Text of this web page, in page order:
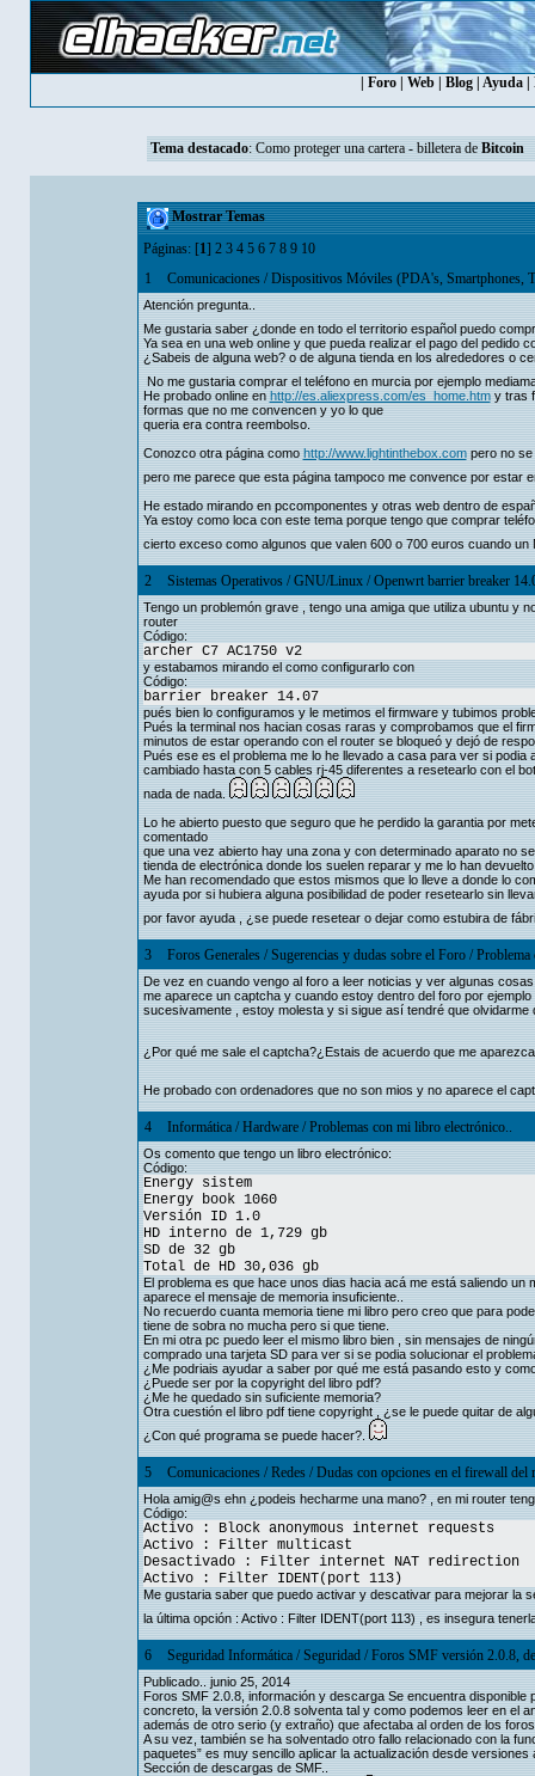
Foro| Web| Blog| Ayuda|
Tema destacado: Como proteger una cartera - billetera de Bitcoin
Mostrar Temas
Páginas: [1] 2 3 4 5 6 7 8 9 10
1
Comunicaciones/Dispositivos Móviles (PDA's, Smartphones,
Atención pregunta..
Me gustaria saber ¿donde en todo el territorio español puedo
Ya sea en una web online y que pueda realizar el pago del pedido
¿Sabeis de alguna web? o de alguna tienda en los alrededores o
No me gustaria comprar el teléfono en murcia por ejemplo
He probado online en http://es.aliexpress.com/es_home.htmy tras
formas que no me convencen y yo lo que
queria era contra reembolso.
Conozco otra página como http://www.lightinthebox.compero no se
pero me parece que esta página tampoco me convence por estar
He estado mirando en pccomponentes y otras web dentro de
Ya estoy como loca con este tema porque tengo que comprar
cierto exceso como algunos que valen 600 o 700 euros cuando
2 Sistemas Operativos/GNU/Linux/Openwrt barrier breaker
Tengo un problemón grave , tengo una amiga que utiliza ubuntu y
router
Código:
archer C7 AC1750 v2
y estabamos mirando el como configurarlo con
Código:
barrier breaker 14.07
pués bien lo configuramos y le metimos el firmware y tubimos
Pués la terminal nos hacian cosas raras y comprobamos que el
minutos de estar operando con el router se bloqueó y dejó de
Pués ese es el problema me lo he llevado a casa para ver si
cambiado hasta con 5 cables rj-45 diferentes a resetearlo con el
nada de nada.
Lo he abierto puesto que seguro que he perdido la garantia por
comentado
que una vez abierto hay una zona y con determinado aparato no
tienda de electrónica donde los suelen reparar y me lo han
Me han recomendado que estos mismos que lo lleve a donde lo
ayuda por si hubiera alguna posibilidad de poder resetearlo sin
por favor ayuda , ¿se puede resetear o dejar como estubira de
3 Foros Generales/Sugerencias y dudas sobre el Foro/Problema
De vez en cuando vengo al foro a leer noticias y ver algunas
me aparece un captcha y cuando estoy dentro del foro por
sucesivamente , estoy molesta y si sigue así tendré que
¿Por qué me sale el captcha?¿Estais de acuerdo que me
He probado con ordenadores que no son mios y no aparece el
4 Informática/Hardware/Problemas con mi libro electrónico..
Os comento que tengo un libro electrónico:
Código:
Energy sistem
Energy book 1060
Versión ID 1.0
HD interno de 1,729 gb
SD de 32 gb
Total de HD 30,036 gb
El problema es que hace unos dias hacia acá me está saliendo
aparece el mensaje de memoria insuficiente..
No recuerdo cuanta memoria tiene mi libro pero creo que para
tiene de sobra no mucha pero si que tiene.
En mi otra pc puedo leer el mismo libro bien , sin mensajes de
comprado una tarjeta SD para ver si se podia solucionar el
¿Me podriais ayudar a saber por qué me está pasando esto y
¿Puede ser por la copyright del libro pdf?
¿Me he quedado sin suficiente memoria?
Otra cuestión el libro pdf tiene copyright , ¿se le puede quitar de
¿Con qué programa se puede hacer?.
5 Comunicaciones/Redes/Dudas con opciones en el firewall del
Hola amig@s ehn ¿podeis hecharme una mano? , en mi router
Código:
Activo : Block anonymous internet requests
Activo : Filter multicast
Desactivado : Filter internet NAT redirection
Activo : Filter IDENT(port 113)
Me gustaria saber que puedo activar y descativar para mejorar la
la última opción : Activo : Filter IDENT(port 113) , es insegura
6 Seguridad Informática/Seguridad/Foros SMF versión 2.0.8,
Publicado.. junio 25, 2014
Foros SMF 2.0.8, información y descarga Se encuentra
concreto, la versión 2.0.8 solventa tal y como podemos leer en el
además de otro serio (y extraño) que afectaba al orden de los
A su vez, también se ha solventado otro fallo relacionado con la
paquetes” es muy sencillo aplicar la actualización desde versiones
Sección de descargas de SMF..